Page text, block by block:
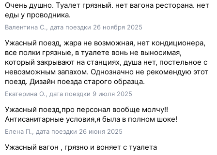
Очень душно. Туалет грязный. нет вагона ресторана. нет
еды у проводника.
Валентина С., дата поездки 26 ноября 2025
Ужасный поезд, жара не возможная, нет кондиционера,
все полки грязные, в туалете вонь не выносимая,
который закрывают на станциях, душа нет, постельное с
невозможным запахом. Однозначно не рекомендую этот
поезд. Дизайн поезда старого образца.
Екатерина О., дата поездки 9 июля 2025
Ужасный поезд,про персонал вообще молчу!!
Антисанитарные условия,я была в полном шоке!
Елена П., дата поездки 26 июня 2025
Ужасный вагон , грязно и воняет с туалета